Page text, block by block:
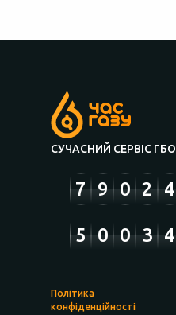
СУЧАСНИЙ СЕРВІС ГБО
7 9 0 2 4
5 0 0 3 4
Політика
конфіденційності